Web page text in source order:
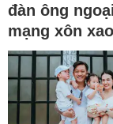
đàn ông
mạng xôn